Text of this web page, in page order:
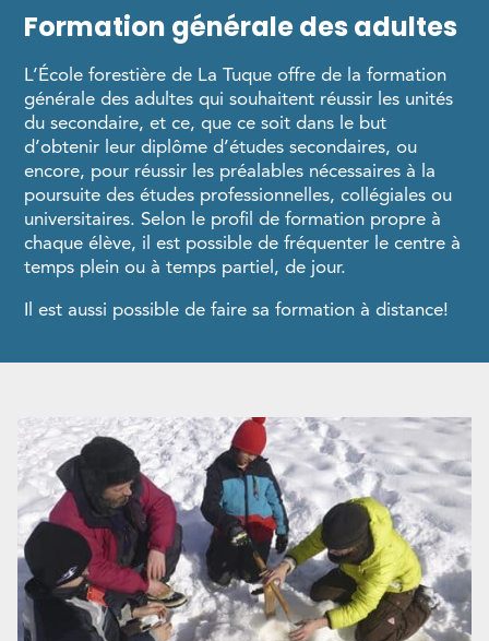
Formation générale des adultes
L’École forestière de La Tuque offre de la formation
générale des adultes qui souhaitent réussir les unités
du secondaire, et ce, que ce soit dans le but
d’obtenir leur diplôme d’études secondaires, ou
encore, pour réussir les préalables nécessaires à la
poursuite des études professionnelles, collégiales ou
universitaires. Selon le profil de formation propre à
chaque élève, il est possible de fréquenter le centre à
temps plein ou à temps partiel, de jour.
Il est aussi possible de faire sa formation à distance!